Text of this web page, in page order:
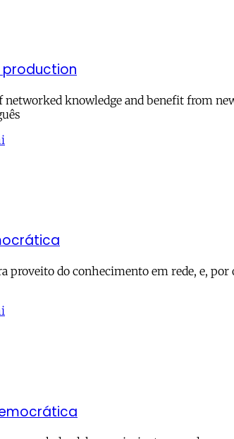
networked knowledge and benefit from
proveito do conhecimento em rede, e,